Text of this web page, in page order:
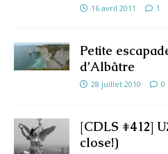
16 avril 2011 1
Petite
d’Albâtre
28 juillet 2010 0
[CDLS #412]
close!)